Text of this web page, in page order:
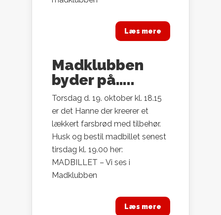
Læs mere
Madklubben
byder på…..
Torsdag d. 19. oktober kl. 18.15
er det Hanne der kreerer et
lækkert farsbrød med tilbehør.
Husk og bestil madbillet senest
tirsdag kl. 19.00 her:
MADBILLET – Vi ses i
Madklubben
Læs mere